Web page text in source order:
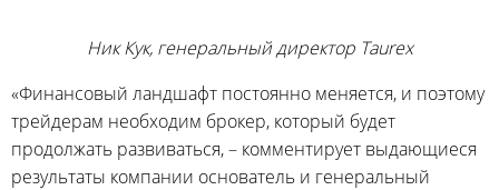
Ник Кук, генеральный директор Taurex
«Финансовый ландшафт постоянно меняется, и поэтому
трейдерам необходим брокер, который будет
продолжать развиваться, – комментирует выдающиеся
результаты компании основатель и генеральный